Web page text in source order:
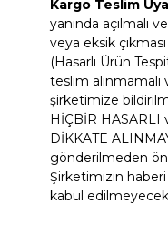
Kargo Teslim
yanında açılmalı
veya eksik
(Hasarlı Ürün
teslim
şirketimize
HİÇBİR HASARLI
DİKKATE
gönderilmeden
Şirketimizin
kabul